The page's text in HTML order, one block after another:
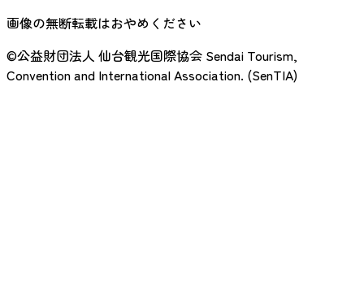
画像の無断転載はおやめください
©公益財団法人 仙台観光国際協会 Sendai Tourism,
Convention and International Association. (SenTIA)